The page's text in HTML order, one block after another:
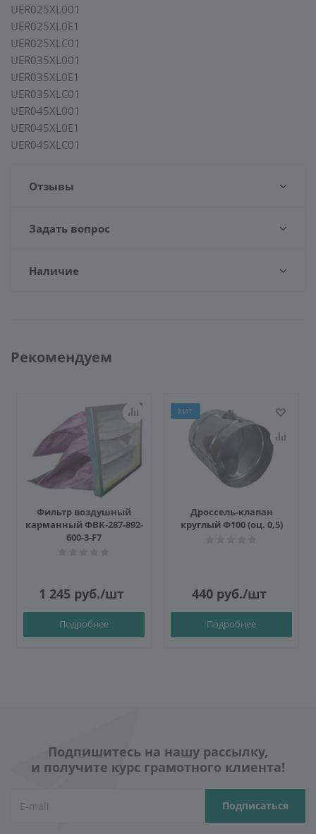
UER025XL001
UER025XL0E1
UER025XLC01
UER035XL001
UER035XL0E1
UER035XLC01
UER045XL001
UER045XL0E1
UER045XLC01
Отзывы
Задать вопрос
Наличие
Рекомендуем
Фильтр воздушный
карманный ФВК-287-892-
600-3-F7
1 245 руб./шт
Подробнее
ХИТ
Дроссель-клапан
круглый Ф100 (оц. 0,5)
440руб./шт
Подробнее
Подпишитесь на нашу рассылку,
и получите курс грамотного клиента!